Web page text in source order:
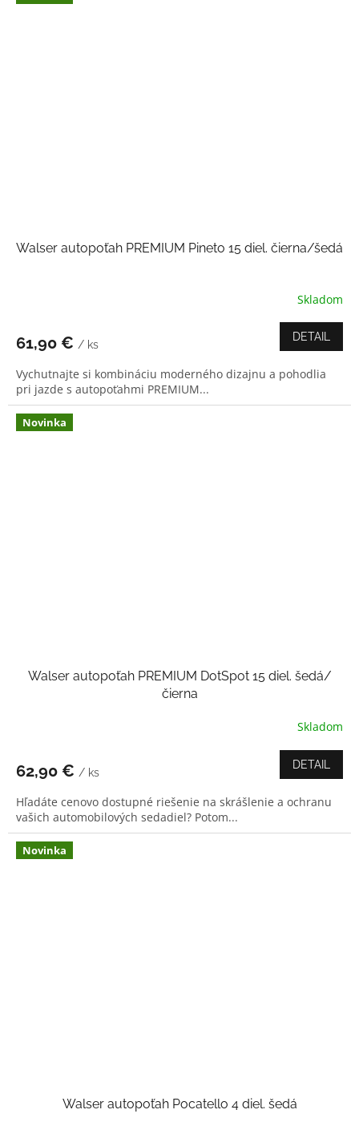
Walser autopoťah PREMIUM Pineto 15 diel. čierna/šedá
je
z
5
hviezdičiek.
Skladom
61,90 € / ks
DETAIL
Vychutnajte si kombináciu moderného dizajnu a pohodlia
pri jazde s autopoťahmi PREMIUM...
Novinka
Walser autopoťah PREMIUM DotSpot 15 diel. šedá/
čierna
je
z
5
hviezdičiek.
Skladom
62,90 € / ks
DETAIL
Hľadáte cenovo dostupné riešenie na skrášlenie a ochranu
vašich automobilových sedadiel? Potom...
Novinka
Walser autopoťah Pocatello 4 diel. šedá